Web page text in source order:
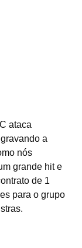
a
nós
grande hit e
de 1
para o grupo